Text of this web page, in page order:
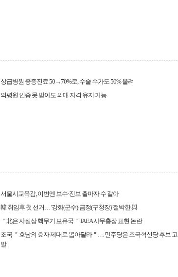
상급병원 중증진료 50→70%로, 수술 수가도 50% 올려
의평원 인증 못 받아도 의대 자격 유지 가능
서울시교육감, 이번엔 보수·진보 출마자 수 같아
韓 취임후 첫 선거… '강화(군수)·금정(구청장)' 절박한 與
＂北은 사실상 핵무기 보유국＂ IAEA 사무총장 표현 논란
조국 ＂호남의 효자 제대로 뽑아달라＂… 민주당은 조국혁신당 후보 고
발